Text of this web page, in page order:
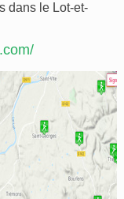
dans le Lot-et-